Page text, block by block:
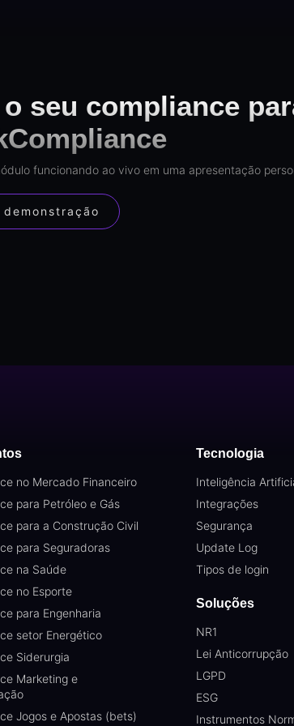
o seu compliance
funcionando ao vivo em uma apresentação
demonstração
no Mercado Financeiro
para Petróleo e Gás
para a Construção Civil
para Seguradoras
na Saúde
no Esporte
para Engenharia
setor Energético
Siderurgia
Marketing e
Jogos e Apostas (bets)
Tecnologia
Inteligência
Integrações
Segurança
Update Log
Tipos de login
Soluções
NR1
Lei Anticorrupção
LGPD
ESG
Instrumentos